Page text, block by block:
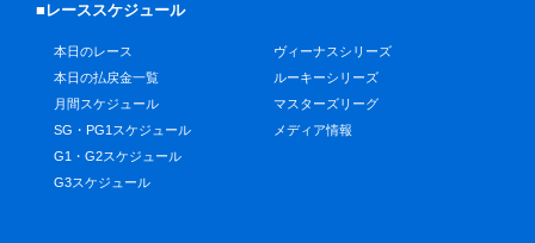
■レーススケジュール
本日のレース
本日の払戻金一覧
月間スケジュール
SG・PG1スケジュール
G1・G2スケジュール
G3スケジュール
ヴィーナスシリーズ
ルーキーシリーズ
マスターズリーグ
メディア情報